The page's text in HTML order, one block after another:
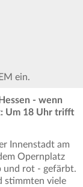
ein.
- wenn
Um 18 Uhr trifft
Innenstadt am
Opernplatz
und rot - gefärbt.
stimmten viele